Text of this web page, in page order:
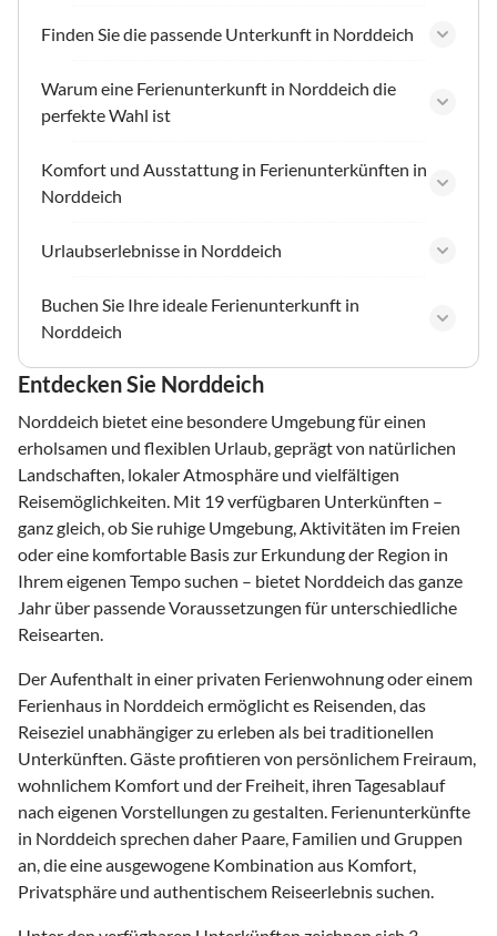
Finden Sie die passende Unterkunft in Norddeich
Warum eine Ferienunterkunft in Norddeich die
perfekte Wahl ist
Komfort und Ausstattung in Ferienunterkünften in
Norddeich
Urlaubserlebnisse in Norddeich
Buchen Sie Ihre ideale Ferienunterkunft in
Norddeich
Entdecken Sie Norddeich
Norddeich bietet eine besondere Umgebung für einen
erholsamen und flexiblen Urlaub, geprägt von natürlichen
Landschaften, lokaler Atmosphäre und vielfältigen
Reisemöglichkeiten. Mit 19 verfügbaren Unterkünften –
ganz gleich, ob Sie ruhige Umgebung, Aktivitäten im Freien
oder eine komfortable Basis zur Erkundung der Region in
Ihrem eigenen Tempo suchen – bietet Norddeich das ganze
Jahr über passende Voraussetzungen für unterschiedliche
Reisearten.
Der Aufenthalt in einer privaten Ferienwohnung oder einem
Ferienhaus in Norddeich ermöglicht es Reisenden, das
Reiseziel unabhängiger zu erleben als bei traditionellen
Unterkünften. Gäste profitieren von persönlichem Freiraum,
wohnlichem Komfort und der Freiheit, ihren Tagesablauf
nach eigenen Vorstellungen zu gestalten. Ferienunterkünfte
in Norddeich sprechen daher Paare, Familien und Gruppen
an, die eine ausgewogene Kombination aus Komfort,
Privatsphäre und authentischem Reiseerlebnis suchen.